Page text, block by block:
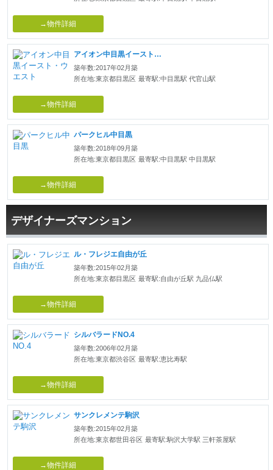
→物件詳細
アイオン中目黒イースト・ウエスト
築年数:2017年02月築
所在地:東京都目黒区 最寄駅:中目黒駅 代官山駅
→物件詳細
パークヒル中目黒
築年数:2018年09月築
所在地:東京都目黒区 最寄駅:中目黒駅 中目黒駅
→物件詳細
デザイナーズマンション
ル・フレジエ自由が丘
築年数:2015年02月築
所在地:東京都目黒区 最寄駅:自由が丘駅 九品仏駅
→物件詳細
シルバラードNO.4
築年数:2006年02月築
所在地:東京都渋谷区 最寄駅:恵比寿駅
→物件詳細
サンクレメンテ駒沢
築年数:2015年02月築
所在地:東京都世田谷区 最寄駅:駒沢大学駅 三軒茶屋駅
→物件詳細